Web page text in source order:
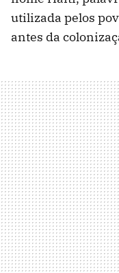
utilizada pelos
antes da